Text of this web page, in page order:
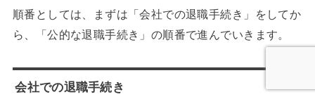
順番としては、まずは「会社での退職手続き」をしてか
ら、「公的な退職手続き」の順番で進んでいきます。
会社での退職手続き